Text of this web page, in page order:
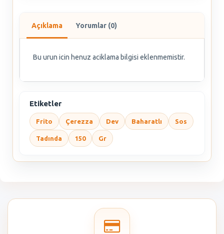
Açıklama Yorumlar (0)
Bu urun icin henuz aciklama bilgisi eklenmemistir.
Etiketler
Frito Çerezza Dev Baharatlı Sos
Tadında 150 Gr